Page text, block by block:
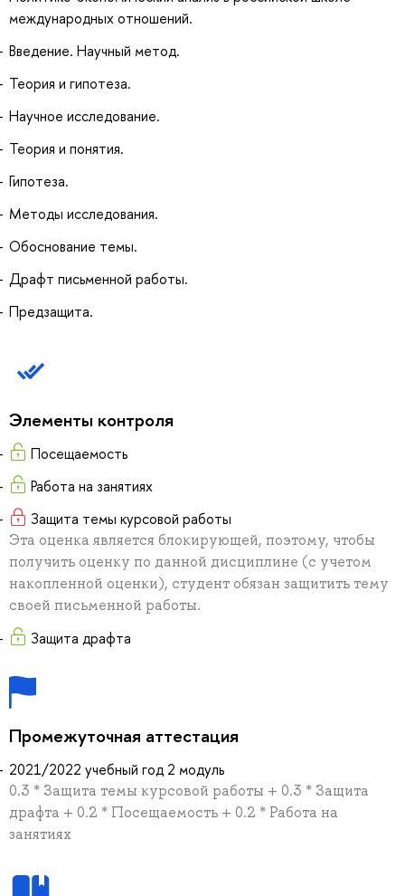
международных отношений.
Введение. Научный метод.
Теория и гипотеза.
Научное исследование.
Теория и понятия.
Гипотеза.
Методы исследования.
Обоснование темы.
Драфт письменной работы.
Предзащита.
Элементы контроля
Посещаемость
Работа на занятиях
Защита темы курсовой работы
Эта оценка является блокирующей, поэтому, чтобы
получить оценку по данной дисциплине (с учетом
накопленной оценки), студент обязан защитить тему
своей письменной работы.
Защита драфта
Промежуточная аттестация
2021/2022 учебный год 2 модуль
0.3 * Защита темы курсовой работы + 0.3 * Защита
драфта + 0.2 * Посещаемость + 0.2 * Работа на
занятиях